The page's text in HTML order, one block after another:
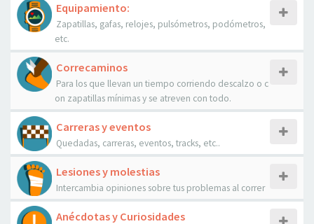
Equipamiento:
Zapatillas, gafas, relojes, pulsómetros, podómetros,
etc.
Correcaminos
Para los que llevan un tiempo corriendo descalzo o c
on zapatillas mínimas y se atreven con todo.
Carreras y eventos
Quedadas, carreras, eventos, tracks, etc..
Lesiones y molestias
Intercambia opiniones sobre tus problemas al correr
Anécdotas y Curiosidades